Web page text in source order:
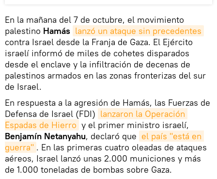
En la mañana del 7 de octubre, el movimiento
palestino Hamás lanzó un ataque sin precedentes
contra Israel desde la Franja de Gaza. El Ejército
israelí informó de miles de cohetes disparados
desde el enclave y la infiltración de decenas de
palestinos armados en las zonas fronterizas del sur
de Israel.
En respuesta a la agresión de Hamás, las Fuerzas de
Defensa de Israel (FDI) lanzaron la Operación
Espadas de Hierro y el primer ministro israelí,
Benjamín Netanyahu, declaró que el país "está en
guerra" . En las primeras cuatro oleadas de ataques
aéreos, Israel lanzó unas 2.000 municiones y más
de 1.000 toneladas de bombas sobre Gaza.